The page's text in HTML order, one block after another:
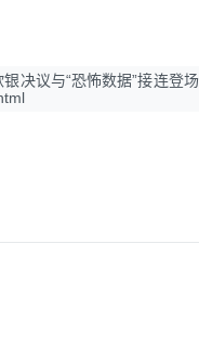
决议与“恐怖数据”接连登场